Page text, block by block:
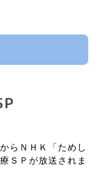
らＮＨＫ「ためし
ＳＰが放送されま